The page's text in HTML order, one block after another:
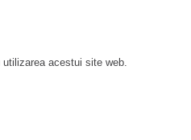
acestui site web.